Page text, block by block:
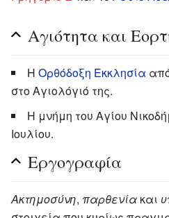
Αγιότητα και
Η Ορθόδοξη Εκκλησία
στο Αγιολόγιό της.
Η μνήμη του Αγίου
Ιουλίου.
Εργογραφία
Ακτημοσύνη, παρθενία και